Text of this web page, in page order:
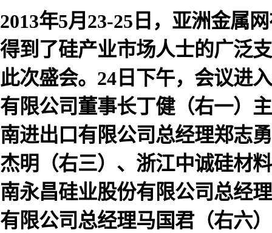
2013年5月23-25日，亚洲金属
得到了硅产业市场人士的广泛
此次盛会。24日下午，会议进
有限公司董事长丁健（右一）
南进出口有限公司总经理郑志
杰明（右三）、浙江中诚硅材
南永昌硅业股份有限公司总经
有限公司总经理马国君（右六